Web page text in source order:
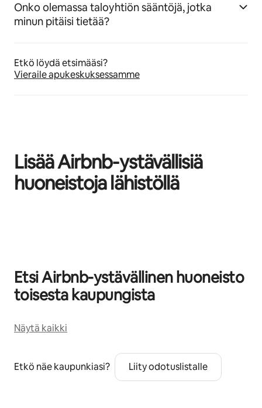
Onko olemassa taloyhtiön sääntöjä, jotka
minun pitäisi tietää?
Etkö löydä etsimääsi?
Vieraile apukeskuksessamme
Lisää Airbnb-ystävällisiä
huoneistoja lähistöllä
Etsi Airbnb-ystävällinen huoneisto
toisesta kaupungista
Näytä kaikki
Etkö näe kaupunkiasi? Liity odotuslistalle